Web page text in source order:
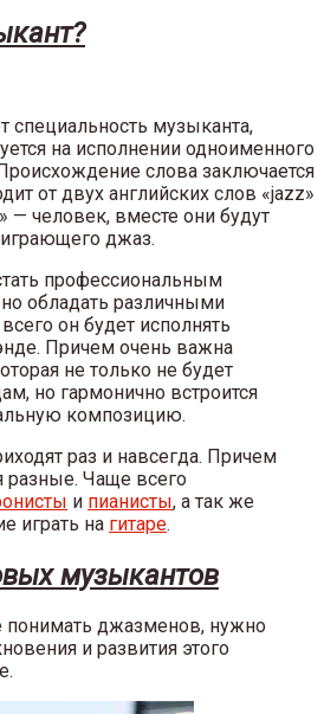
музыканта,
на исполнении одноименного
слова заключается
от двух английских слов «jazz»
— человек, вместе они будут
играющего джаз.
профессиональным
обладать различными
он будет исполнять
Причем очень важна
не только не будет
но гармонично встроится
композицию.
раз и навсегда. Причем
разные. Чаще всего
и пианисты, а так же
играть на гитаре.
музыкантов
понимать джазменов, нужно
и развития этого